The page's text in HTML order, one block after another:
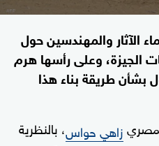
الآثار والمهندسين حول
الجيزة، وعلى رأسها هرم
بشأن طريقة بناء هذا
زاهي حواس، بالنظرية